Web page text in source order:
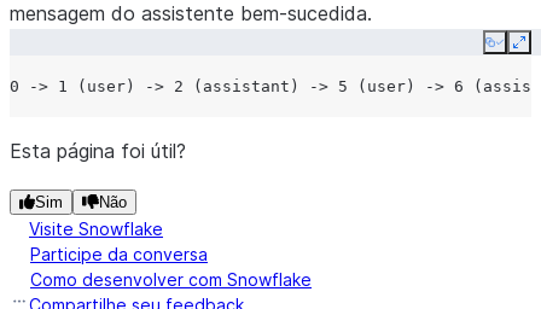
mensagem do assistente bem-sucedida.
Copy
Esta página foi útil?
Sim Não
Visite Snowflake
Participe da conversa
Como desenvolver com Snowflake
Compartilhe seu feedback